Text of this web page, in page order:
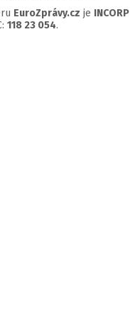
EuroZprávy.cz je INCORP
118 23 054.